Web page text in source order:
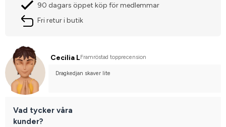
90 dagars öppet köp för medlemmar
Fri retur i butik
Cecilia L Framröstad topprecension
Dragkedjan skaver lite
Vad tycker våra
kunder?